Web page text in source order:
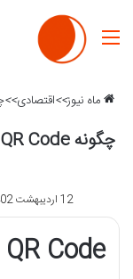
منو
ماه نیوز>>اقتصادی>>
12 اردیبهشت 1402
QR Code